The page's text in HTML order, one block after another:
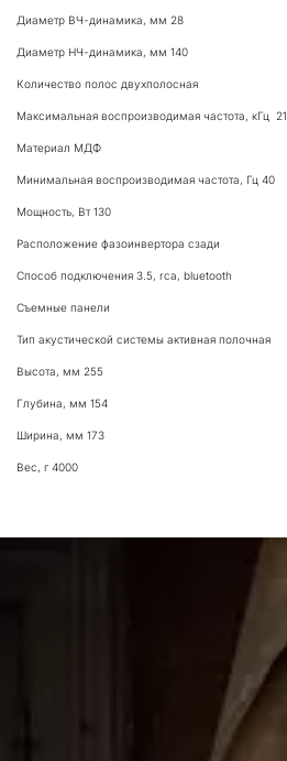
Диаметр ВЧ-динамика, мм 28
Диаметр НЧ-динамика, мм 140
Количество полос двухполосная
Максимальная воспроизводимая частота, кГц  21
Материал МДФ
Минимальная воспроизводимая частота, Гц 40
Мощность, Вт 130
Расположение фазоинвертора сзади
Способ подключения 3.5, rca, bluetooth
Съемные панели
Тип акустической системы активная полочная
Высота, мм 255
Глубина, мм 154
Ширина, мм 173
Вес, г 4000